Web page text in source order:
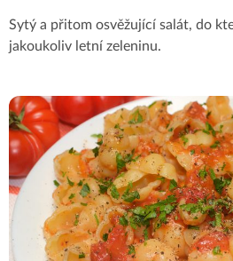
Sytý a přitom osvěžující salát, do
jakoukoliv letní zeleninu.